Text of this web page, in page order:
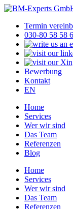
Termin
030-80 58 58
Bewerbung
Kontakt
EN
Home
Services
Wer wir sind
Das Team
Referenzen
Blog
Home
Services
Wer wir sind
Das Team
Referenzen